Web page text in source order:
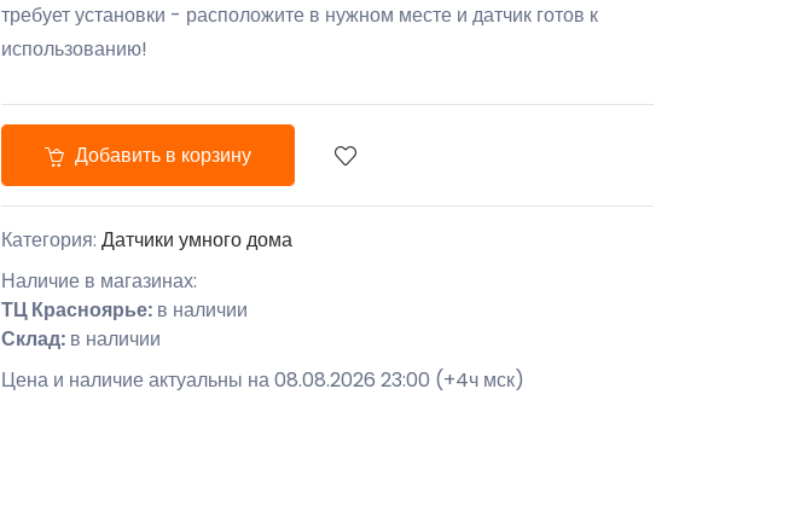
требует установки - расположите в нужном месте и датчик готов к
использованию!
Добавить в корзину
Категория: Датчики умного дома
Наличие в магазинах:
ТЦ Красноярье: в наличии
Склад: в наличии
Цена и наличие актуальны на 08.08.2026 23:00 (+4ч мск)